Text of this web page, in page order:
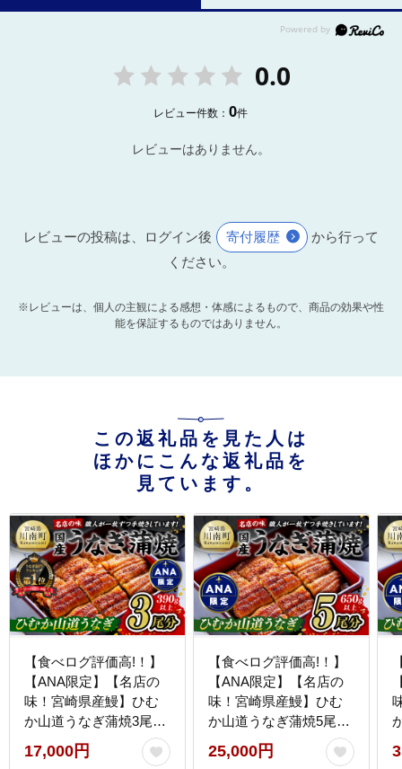
0.0
レビュー件数：0件
レビューはありません。
レビューの投稿は、ログイン後 寄付履歴
から行って
ください。
※レビューは、個人の主観による感想・体感によるもので、商品の効果や性
能を保証するものではありません。
この返礼品を見た人は
ほかにこんな返礼品を
見ています。
【食べログ評価高!！】
【ANA限定】【名店の
味！宮崎県産鰻】ひむ
か山道うなぎ蒲焼3尾分
(390g以上) 【 国産 うな
ぎ ウナギ 鰻 】 [B08411]
17,000円
【食べログ評価高!！】
【ANA限定】【名店の
味！宮崎県産鰻】ひむ
か山道うなぎ蒲焼5尾分
(650g以上) 【 国産 うな
ぎ ウナギ 鰻】 [B08412]
25,000円